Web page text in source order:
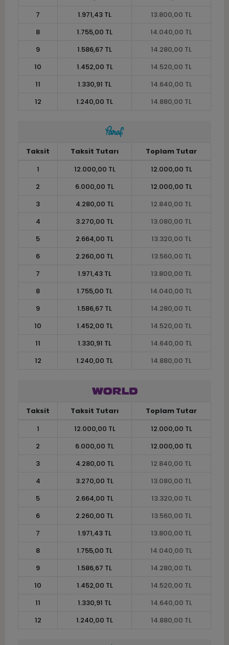
7
1.971,43 TL
13.800,00 TL
8
1.755,00 TL
14.040,00 TL
9
1.586,67 TL
14.280,00 TL
10
1.452,00 TL
14.520,00 TL
11
1.330,91 TL
14.640,00 TL
12
1.240,00 TL 14.880,00 TL
Taksit Taksit Tutarı
Toplam Tutar
1
12.000,00 TL
12.000,00 TL
2
6.000,00 TL
12.000,00 TL
3
4.280,00 TL
12.840,00 TL
4
3.270,00 TL
13.080,00 TL
5
2.664,00 TL
13.320,00 TL
6
2.260,00 TL
13.560,00 TL
7
1.971,43 TL
13.800,00 TL
8
1.755,00 TL
14.040,00 TL
9
1.586,67 TL
14.280,00 TL
10
1.452,00 TL
14.520,00 TL
11
1.330,91 TL
14.640,00 TL
12
1.240,00 TL 14.880,00 TL
Taksit Taksit Tutarı
Toplam Tutar
1
12.000,00 TL
12.000,00 TL
2
6.000,00 TL
12.000,00 TL
3
4.280,00 TL
12.840,00 TL
4
3.270,00 TL
13.080,00 TL
5
2.664,00 TL
13.320,00 TL
6
2.260,00 TL
13.560,00 TL
7
1.971,43 TL
13.800,00 TL
8
1.755,00 TL
14.040,00 TL
9
1.586,67 TL
14.280,00 TL
10
1.452,00 TL
14.520,00 TL
11
1.330,91 TL
14.640,00 TL
12
1.240,00 TL 14.880,00 TL